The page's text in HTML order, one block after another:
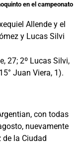
en el campeonato
Allende y el
y Lucas Silvi
27; 2º Lucas Silvi,
Juan Viera, 1).
con todas
nuevamente
de la Ciudad